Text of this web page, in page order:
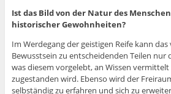
Ist das Bild von der Natur des
historischer Gewohnheiten?
Im Werdegang der geistigen Reife kann
Bewusstsein zu entscheidenden Teilen nur
was diesem vorgelebt, an Wissen
zugestanden wird. Ebenso wird der
selbständig zu erfahren und sich zu